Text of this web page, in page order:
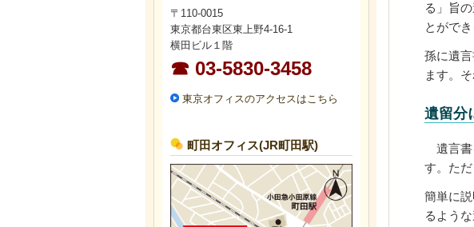
る」旨
とがで
孫に遺
ます。
遺留分
遺言書
す。た
簡単に
るよう
〒110-0015
東京都台東区東上野4-16-1
横田ビル１階
☎ 03-5830-3458
東京オフィスのアクセスはこちら
町田オフィス(JR町田駅)